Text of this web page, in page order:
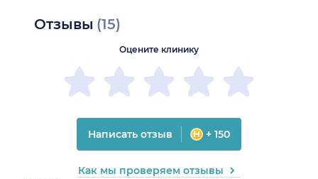
Отзывы (15)
Оцените клинику
Написать отзыв + 150
Как мы проверяем отзывы